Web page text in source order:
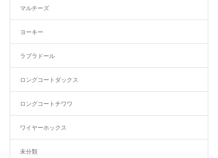
マルチーズ
ヨーキー
ラブラドール
ロングコートダックス
ロングコートチワワ
ワイヤーホックス
未分類